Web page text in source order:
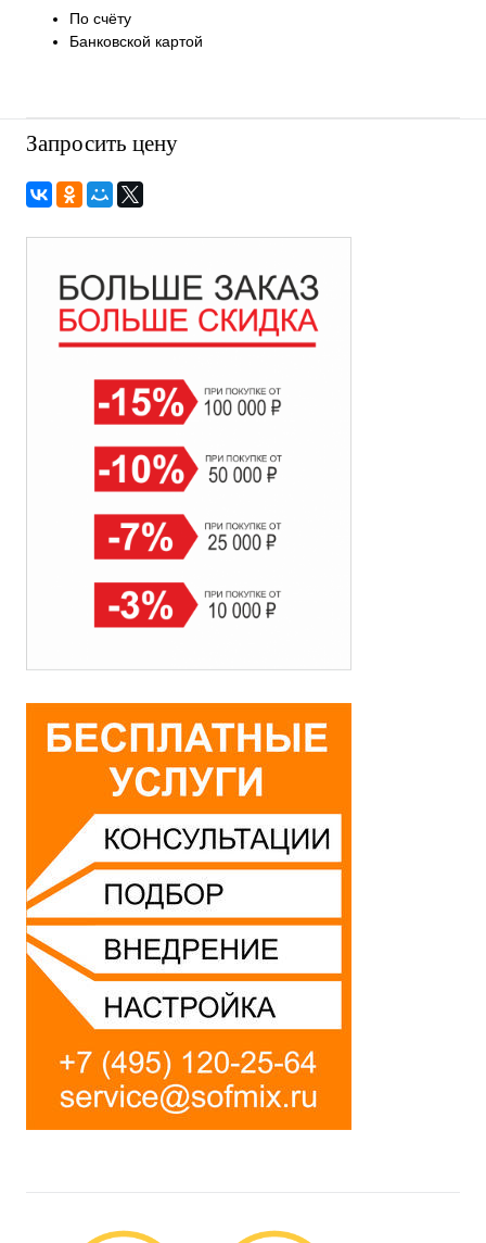
По счёту
Банковской картой
Запросить цену